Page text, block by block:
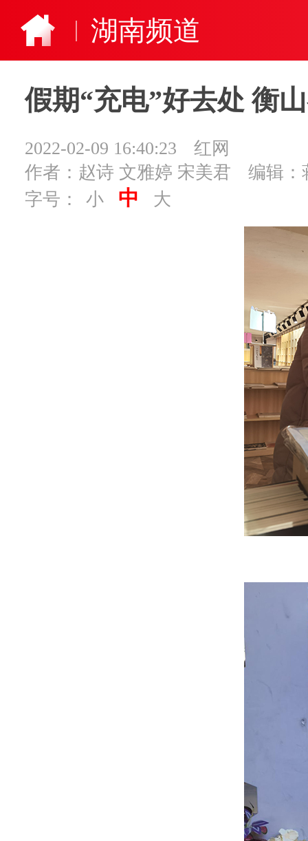
湖南频道
假期“充电”好去处 衡
2022-02-09 16:40:23
红网
作者：赵诗 文雅婷 宋美君
编辑：
字号：
小 中 大